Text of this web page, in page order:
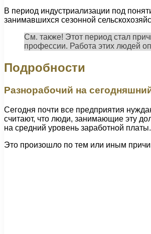
В период индустриализации под
занимавшихся сезонной
См. также! Этот период стал
профессии. Работа этих людей
Подробности
Разнорабочий на
Сегодня почти все предприятия
считают, что люди, занимающие эту
на средний уровень заработной платы.
Это произошло по тем или иным